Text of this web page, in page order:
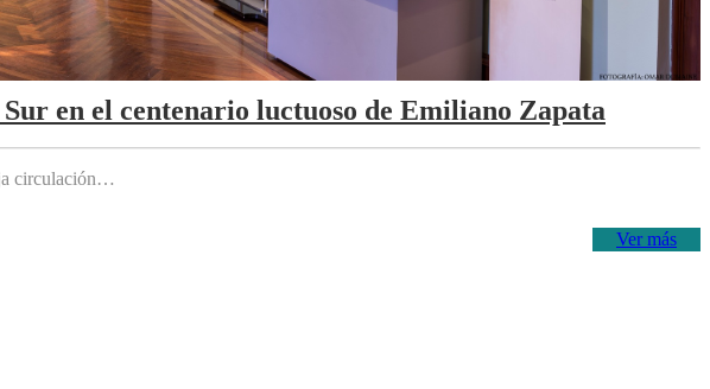
en el centenario luctuoso de Emiliano Zapata
circulación…
Ver más